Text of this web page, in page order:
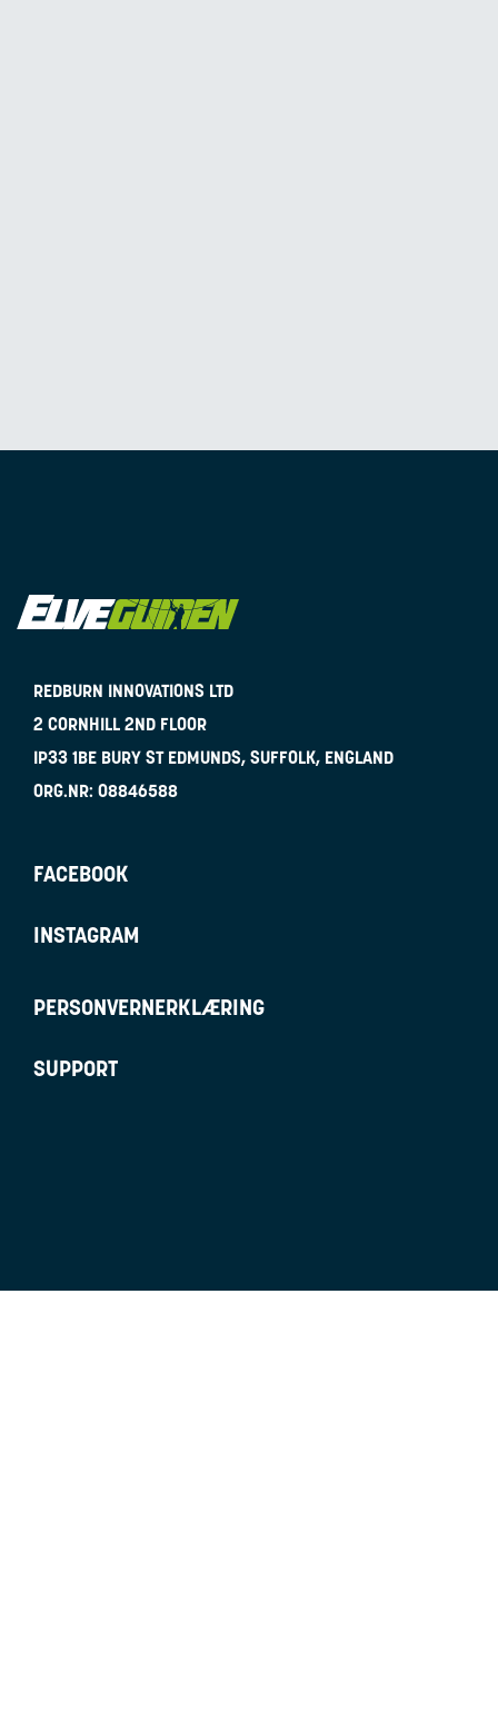
REDBURN INNOVATIONS LTD
2 CORNHILL 2ND FLOOR
IP33 1BE BURY ST EDMUNDS, SUFFOLK, ENGLAND
ORG.NR: 08846588
FACEBOOK
INSTAGRAM
PERSONVERNERKLÆRING
SUPPORT